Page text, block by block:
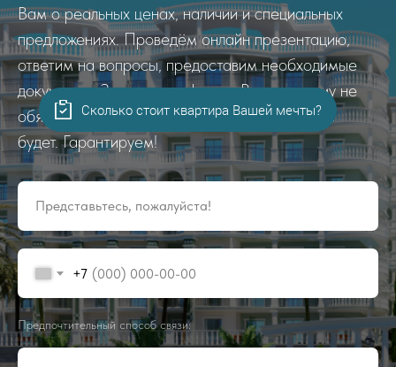
Вам о реальных ценах, наличии и специальных
предложениях. Проведём онлайн презентацию,
ответим на вопросы, предоставим необходимые
документы. Заполнение формы Вас ни к чему не
обязывает. Повторных звонков и рассылок не
будет. Гарантируем!
Представьтесь, пожалуйста!
+7
Предпочтительный способ связи:
Сколько стоит квартира Вашей мечты?